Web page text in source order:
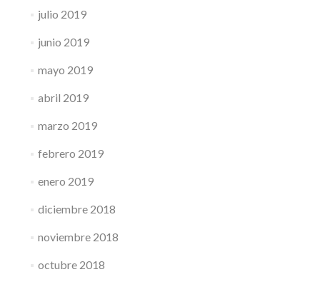
julio 2019
junio 2019
mayo 2019
abril 2019
marzo 2019
febrero 2019
enero 2019
diciembre 2018
noviembre 2018
octubre 2018